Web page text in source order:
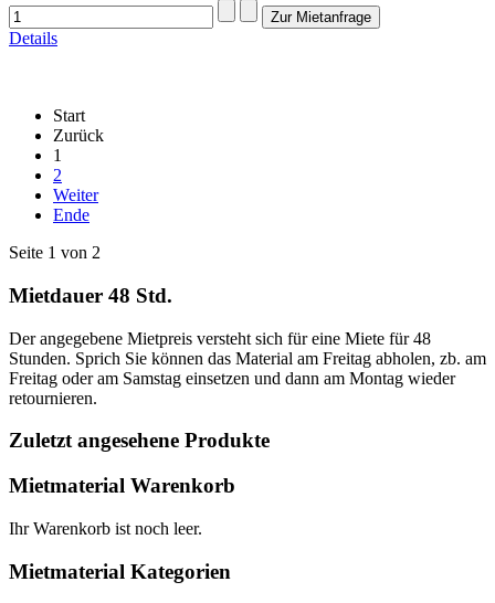
Details
Start
Zurück
1
2
Weiter
Ende
Seite 1 von 2
Mietdauer 48 Std.
Der angegebene Mietpreis versteht sich für eine Miete für 48
Stunden. Sprich Sie können das Material am Freitag abholen, zb. am
Freitag oder am Samstag einsetzen und dann am Montag wieder
retournieren.
Zuletzt angesehene Produkte
Mietmaterial Warenkorb
Ihr Warenkorb ist noch leer.
Mietmaterial Kategorien